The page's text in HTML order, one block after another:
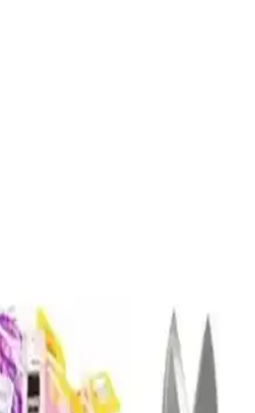
Sayılarla Boyama
İnceleme
ve Sahil Kasabası temalı
Her iki ürünün